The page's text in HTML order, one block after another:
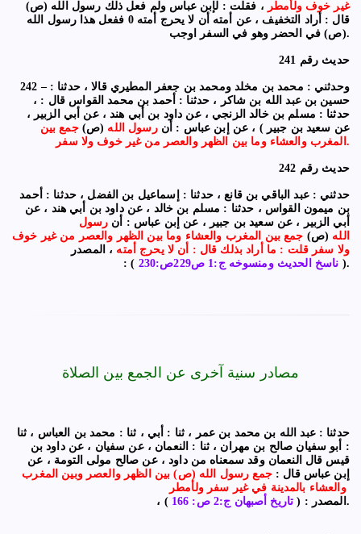
غير خوف ولأمطر ، فقلت : لإبن عباس ولم فعل ذلك رسول الله (ص)
قال : أراد التخفيف ، عن أمته أن لا يحرج أمته 0 ففعل هذا رسول الله
(ص) في الحضر وهو في السفر اوجب.
حديث رقم 241
242 – وحدثني : محمد بن مخلد ومحمد بن جعفر المطيري قالا ، حدثنا :
حسين بن عبد الله بن شاكر ، حدثنا : أحمد بن محمد القواس قال : ،
حدثنا : مسلم بن خالد الزنجي ، عن داود بن أبي هند ، عن أبي الزبير ،
عن سعيد بن جبير ) ، عن إبن عباس : أن رسول الله (ص) جمع بين
المغرب والعشاء وما بين الظهر والعصر من غير خوف ولا سفر.
حديث رقم 242
حدثني : عبد الباقي بن قانع ، حدثنا : إسماعيل بن الفضل ، حدثنا : أحمد
بن ميمون القواس ، حدثنا : مسلم بن خالد ، عن داود بن أبي هند ، عن
أبي الزبير ، عن سعيد بن جبير ، عن إبن عباس : أن رسول
الله (ص) جمع بين المغرب والعشاء وما بين الظهر والعصر من غير خوف
ولا سفر قلت : ما أراد بذلك قال : أن لا يحرج أمته ، المصدر
: (
).
مصادر سنية آخرى عن الجمع بين الصلاة
حدثنا : عبد الله بن محمد بن عمر ، ثنا : أبي ، ثنا : محمد بن العباس ، ثنا
: أبو سفيان صالح بن مهران ، ثنا : النعمان ، عن سفيان ، عن داود بن
قيس قال النعمان وقد سمعناه من داود ، عن صالح مولى التومة ، عن
إبن عباس قال :جمع رسول الله (ص) بين الظهر والعصر وبين المغرب
والعشاء بالمدينة في غير سفر ولأمطر
، المصدر : ( تاريخ أصبهان ج:2 ص: 166 ).